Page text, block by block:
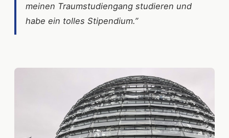
meinen Traumstudiengang studieren und
habe ein tolles Stipendium.”